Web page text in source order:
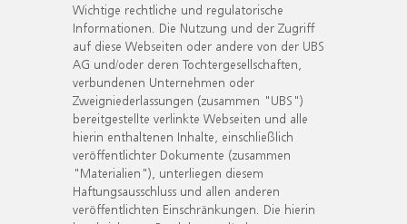
Wichtige rechtliche und regulatorische
Informationen. Die Nutzung und der Zugriff
auf diese Webseiten oder andere von der UBS
AG und/oder deren Tochtergesellschaften,
verbundenen Unternehmen oder
Zweigniederlassungen (zusammen "UBS")
bereitgestellte verlinkte Webseiten und alle
hierin enthaltenen Inhalte, einschließlich
veröffentlichter Dokumente (zusammen
"Materialien"), unterliegen diesem
Haftungsausschluss und allen anderen
veröffentlichten Einschränkungen. Die hierin